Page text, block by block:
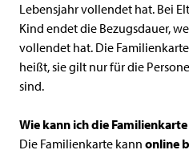
Lebensjahr vollendet hat. Bei
Kind endet die Bezugsdauer,
vollendet hat. Die
heißt, sie gilt nur für die
sind.
Wie kann ich die
Die Familienkarte kann online